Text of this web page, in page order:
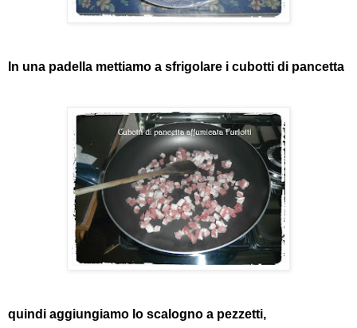
In una padella mettiamo a sfrigolare i cubotti di pancetta
quindi aggiungiamo lo scalogno a pezzetti,